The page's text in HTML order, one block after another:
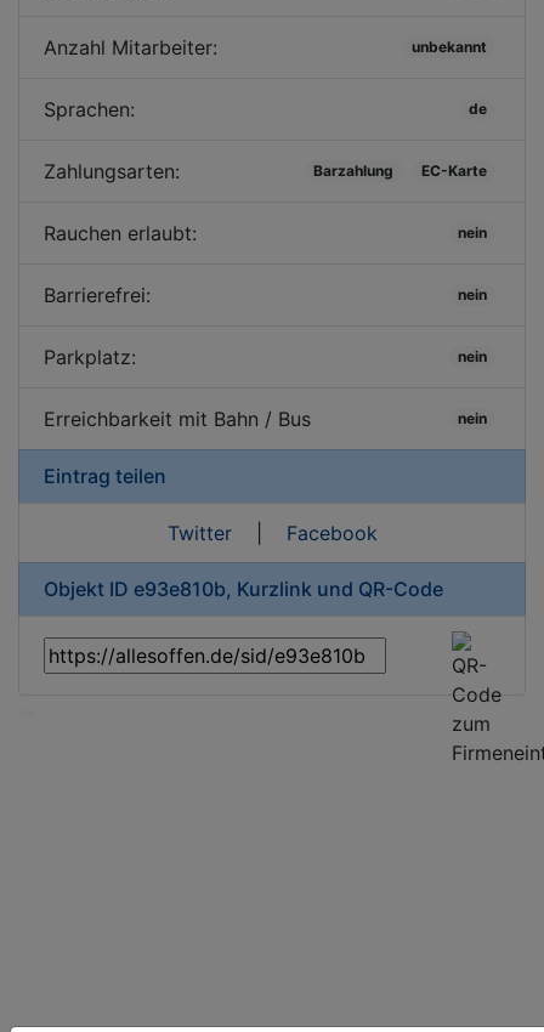
Anzahl Mitarbeiter: unbekannt
Sprachen: de
Zahlungsarten: Barzahlung EC-Karte
Rauchen erlaubt: nein
Barrierefrei: nein
Parkplatz: nein
Erreichbarkeit mit Bahn / Bus nein
Eintrag teilen
Twitter| Facebook
Objekt ID e93e810b, Kurzlink und QR-Code